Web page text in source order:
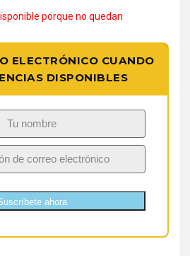
porque no quedan
ELECTRÓNICO CUANDO
DISPONIBLES
ahora